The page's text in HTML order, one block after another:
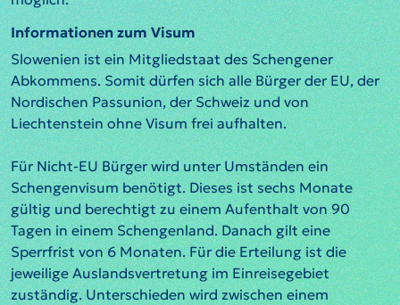
Informationen zum Visum
Slowenien ist ein Mitgliedstaat des Schengener
Abkommens. Somit dürfen sich alle Bürger der EU, der
Nordischen Passunion, der Schweiz und von
Liechtenstein ohne Visum frei aufhalten.
Für Nicht-EU Bürger wird unter Umständen ein
Schengenvisum benötigt. Dieses ist sechs Monate
gültig und berechtigt zu einem Aufenthalt von 90
Tagen in einem Schengenland. Danach gilt eine
Sperrfrist von 6 Monaten. Für die Erteilung ist die
jeweilige Auslandsvertretung im Einreisegebiet
zuständig. Unterschieden wird zwischen einem